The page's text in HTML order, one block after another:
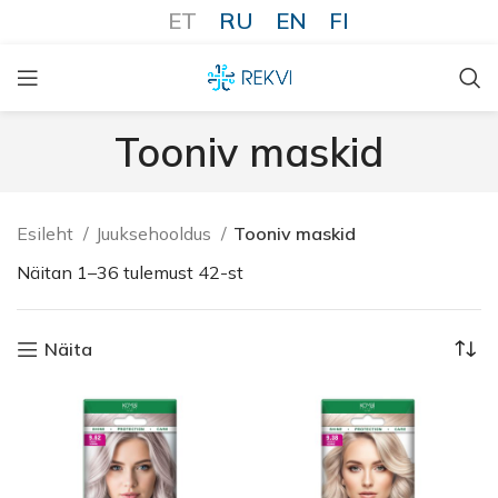
ET RU EN FI
Tooniv maskid
Esileht Juuksehooldus
Tooniv maskid
Näitan 1–36 tulemust 42-st
Näita